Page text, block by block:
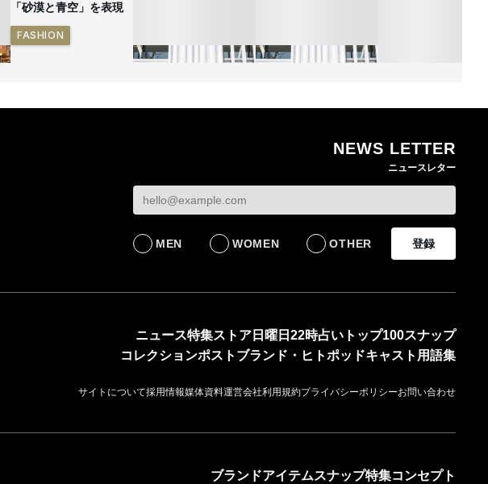
「砂漠と青空」を表現
FASHION
HD 被災経緯を書面で
発表
BUSINESS
オンワードHDが緊急時
に貴重品の常時携行を
BUSINESS
【トップに聞く
オンワードHD保元道
るための企業戦略
NEWS LETTER
ニュースレター
MEN WOMEN OTHER 登録
ニュース特集ストア 日曜日22時占い トップ100スナップ
コレクションポスト ブランド・ヒトポッドキャスト 用語集
サイトについて採用情報媒体資料運営会社利用規約プライバシーポリシーお問い合わせ
ブランドアイテムスナップ特集コンセプト